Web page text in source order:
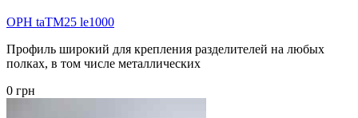
OPH taTM25 le1000
Профиль широкий для крепления разделителей на любых
полках, в том числе металлических
0 грн